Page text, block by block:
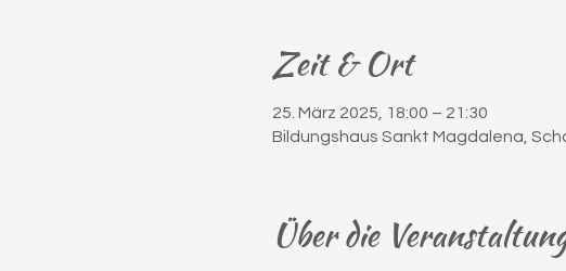
Zeit & Ort
25. März 2025, 18:00 – 21:30
Bildungshaus Sankt Magdalena,
Über die